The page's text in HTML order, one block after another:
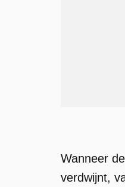
Wanneer
verdwijnt,